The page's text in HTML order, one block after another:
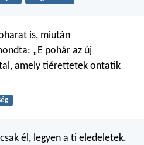
is, miután
„E pohár az új
amely tiérettetek ontatik
él, legyen a ti eledeletek.